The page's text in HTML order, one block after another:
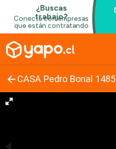
CASA Pedro Bonal 1485